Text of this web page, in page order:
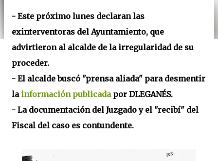
- Este próximo lunes declaran las
exinterventoras del Ayuntamiento, que
advirtieron al alcalde de la irregularidad de su
proceder.
- El alcalde buscó "prensa aliada" para desmentir
la información publicadapor DLEGANÉS.
- La documentación del Juzgado y el "recibí" del
Fiscal del caso es contundente.